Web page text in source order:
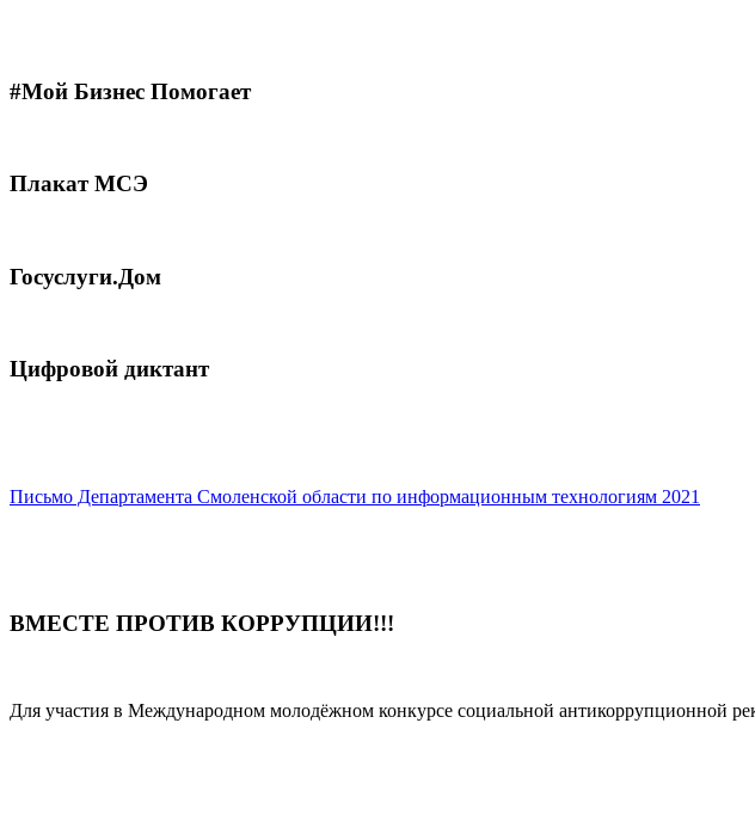
#Мой Бизнес Помогает
Плакат МСЭ
Госуслуги.Дом
Цифровой диктант
Письмо Департамента Смоленской области по информационным технологиям 2021
ВМЕСТЕ ПРОТИВ КОРРУПЦИИ!!!
Для участия в Международном молодёжном конкурсе социальной антикоррупционной